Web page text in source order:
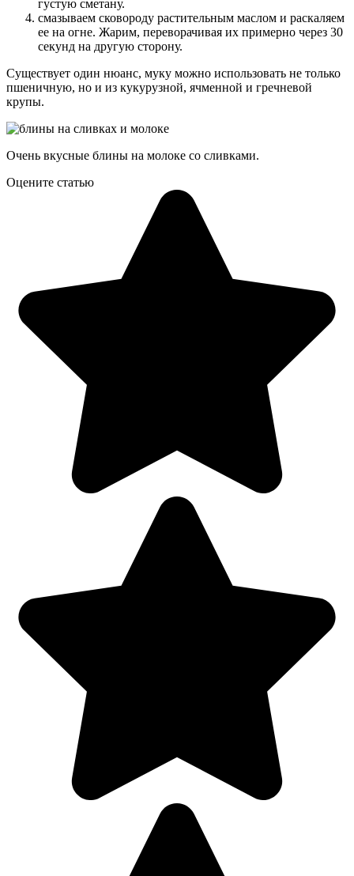
густую сметану.
смазываем сковороду растительным маслом и раскаляем
ее на огне. Жарим, переворачивая их примерно через 30
секунд на другую сторону.
Существует один нюанс, муку можно использовать не только
пшеничную, но и из кукурузной, ячменной и гречневой
крупы.
Очень вкусные блины на молоке со сливками.
Оцените статью